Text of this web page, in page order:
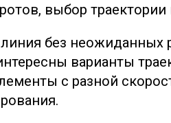
выбор
без неожиданных
варианты
с разной